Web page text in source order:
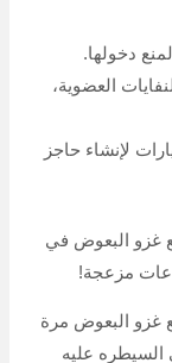
دخولها.
العضوية،
لإنشاء حاجز
غزو البعوض في
مزعجة!
غزو البعوض مرة
السيطره عليه